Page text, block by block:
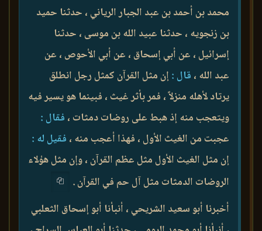
محمد بن أحمد بن عبد الجبار الرياني ، حدثنا حميد
بن زنجويه ، حدثنا عبيد الله بن موسى ، حدثنا
إسرائيل ، عن أبي إسحاق ، عن أبي الأحوص ، عن
عبد الله ، قال :إن مثل القرآن كمثل رجل انطلق
يرتاد لأهله منزلاً ، فمر بأثر غيث ، فبينما هو يسير فيه
ويتعجب منه إذ هبط على روضات دمثات ، فقال :
عجبت من الغيث الأول ، فهذا أعجب منه ، فقيل له :
إن مثل الغيث الأول مثل عظم القرآن ، وإن مثل هؤلاء
الروضات الدمثات مثل آل حم في القرآن .
أخبرنا أبو سعيد الشريحي ، أنبأنا أبو إسحاق الثعلبي